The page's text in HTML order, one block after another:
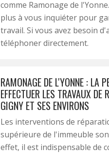
comme Ramonage de
plus à vous inquiéter pour
travail. Si vous avez besoin
téléphoner directement.
RAMONAGE DE L'YONNE : LA
EFFECTUER LES TRAVAUX DE
GIGNY ET SES ENVIRONS
Les interventions de
supérieure de l'immeuble
effet, il est indispensable de